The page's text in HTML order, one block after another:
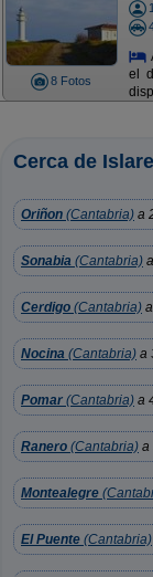
8 Fotos
el
Cerca de
Oriñon (Cantabria) a
Sonabia (Cantabria)
Cerdigo (Cantabria)
Nocina (Cantabria) a
Pomar (Cantabria) a
Ranero (Cantabria) a
Montealegre
El Puente (Cantabria)